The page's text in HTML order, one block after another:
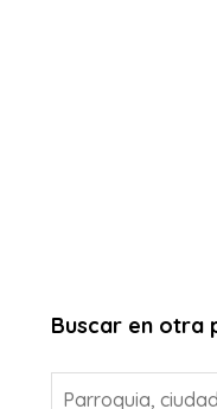
Buscar en otra